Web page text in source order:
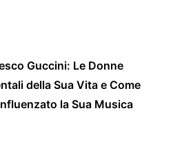
Guccini: Le Donne
della Sua Vita e Come
la Sua Musica